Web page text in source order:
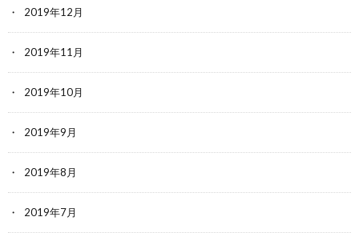
2019年12月
2019年11月
2019年10月
2019年9月
2019年8月
2019年7月